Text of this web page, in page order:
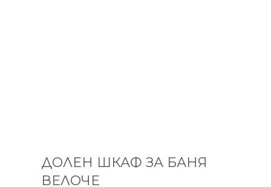
ДОЛЕН ШКАФ ЗА БАНЯ
ВЕЛОЧЕ